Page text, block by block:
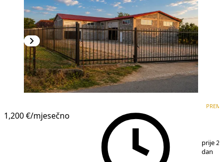
1,200 €/mjesečno
prije 21
dan